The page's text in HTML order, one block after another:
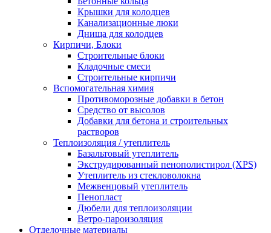
Крышки для колодцев
Канализационные люки
Днища для колодцев
Кирпичи, Блоки
Строительные блоки
Кладочные смеси
Строительные кирпичи
Вспомогательная химия
Противоморозные добавки в бетон
Средство от высолов
Добавки для бетона и строительных
растворов
Теплоизоляция / утеплитель
Базальтовый утеплитель
Экструдированный пенополистирол (XPS)
Утеплитель из стекловолокна
Межвенцовый утеплитель
Пенопласт
Дюбели для теплоизоляции
Ветро-пароизоляция
Отделочные материалы